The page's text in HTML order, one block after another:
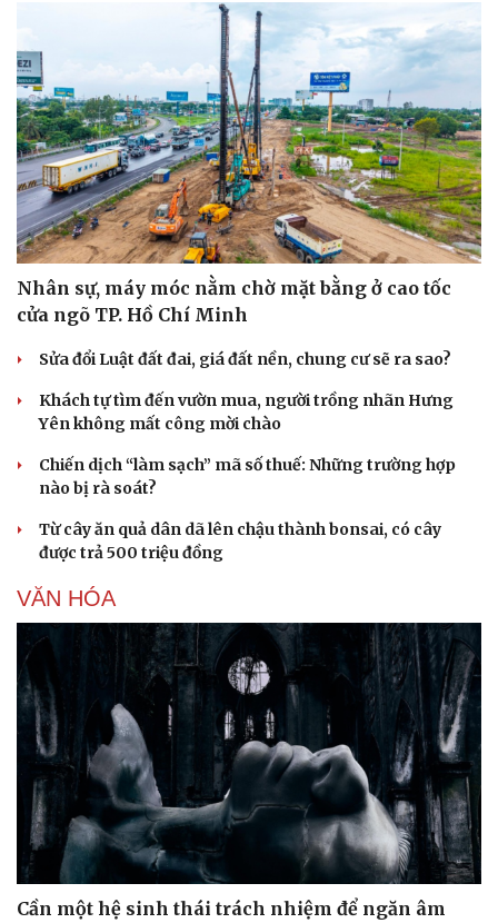
Văn hóa
Sân khấu - Điện ảnh
Văn học
Âm nhạc
Di sản
Giải trí
Nghệ sĩ
Thời trang
Sao Việt
Nhân sự, máy móc nằm chờ mặt bằng ở cao tốc
cửa ngõ TP. Hồ Chí Minh
Sửa đổi Luật đất đai, giá đất nền, chung cư sẽ ra sao?
Khách tự tìm đến vườn mua, người trồng nhãn Hưng
Yên không mất công mời chào
Chiến dịch “làm sạch” mã số thuế: Những trường hợp
nào bị rà soát?
Từ cây ăn quả dân dã lên chậu thành bonsai, có cây
được trả 500 triệu đồng
VĂN HÓA
Cần một hệ sinh thái trách nhiệm để ngăn âm